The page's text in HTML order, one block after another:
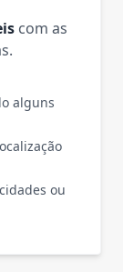
com as
alguns
ou